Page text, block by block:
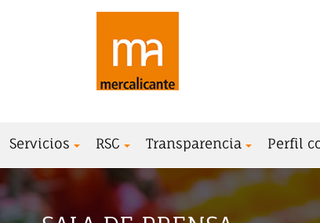
Servicios RSC Transparencia Perfil